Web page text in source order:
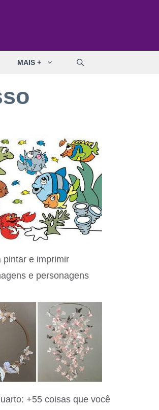
MAIS +
pintar e imprimir
e personagens
+55 coisas que você